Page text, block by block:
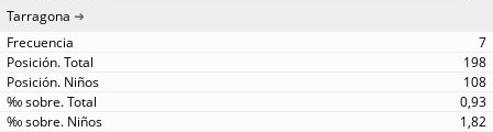
Tarragona
7
198
108
0,93
1,82